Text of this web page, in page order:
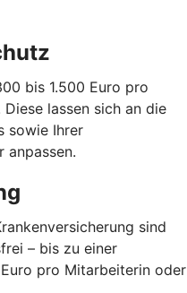
bis 1.500 Euro pro
lassen sich an die
sowie Ihrer
anpassen.
sind
– bis zu einer
pro Mitarbeiterin oder